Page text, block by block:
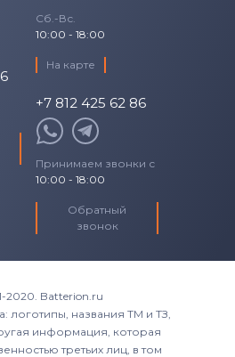
Сб.-Вс.
10:00 - 18:00
На карте
+7 812 425 62 86
Принимаем звонки с
10:00 - 18:00
Обратный
звонок
2020. Batterion.ru
логотипы, названия ТМ и ТЗ,
информация, которая
третьих лиц, в том